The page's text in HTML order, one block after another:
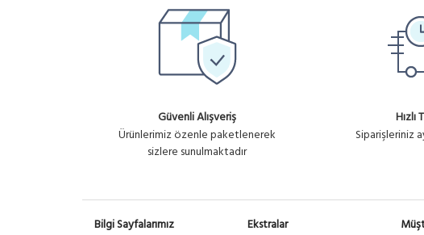
Güvenli Alışveriş
Ürünlerimiz özenle paketlenerek
sizlere sunulmaktadır
Hızlı
Siparişleriniz
Bilgi Sayfalarımız
Ekstralar